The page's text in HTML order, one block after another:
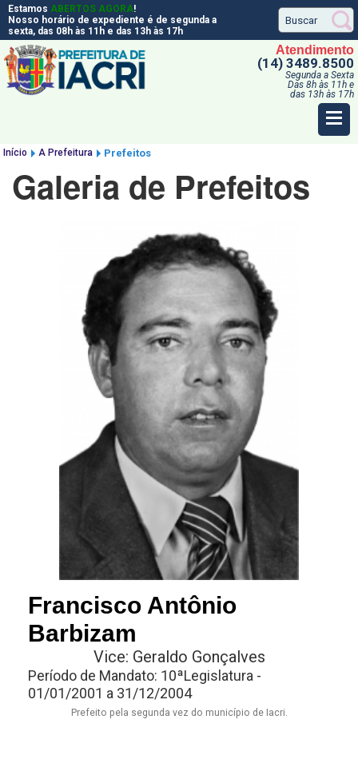
Estamos ABERTOS AGORA!
Nosso horário de expediente é de segunda a
sexta, das 08h às 11h e das 13h às 17h
Atendimento
(14) 3489.8500
Segunda a Sexta
Das 8h às 11h e
das 13h às 17h
Início A Prefeitura Prefeitos
Galeria de Prefeitos
Francisco Antônio
Barbizam
Vice: Geraldo Gonçalves
Período de Mandato: 10ªLegislatura -
01/01/2001 a 31/12/2004
Prefeito pela segunda vez do município de Iacri.